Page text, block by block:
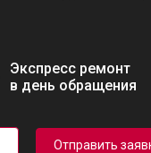
Экспресс ремонт
в день обращения
Отправить